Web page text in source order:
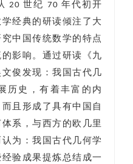
20 世纪 70 年代初开
经典的研读倾注了大
中国传统数学的特点
影响。通过研读《九
俊发现：我国古代几
历史，有着丰富的内
且形成了具有中国自
系，与西方的欧几里
为：我国古代几何学
验成果提炼总结成一